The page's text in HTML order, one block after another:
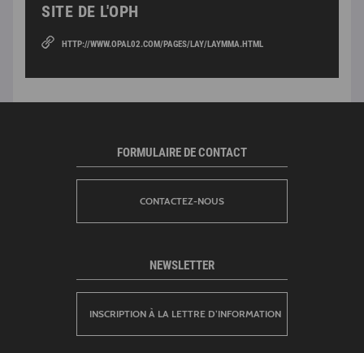
SITE DE L'OPH
HTTP://WWW.OPAL02.COM/PAGES/LAY/LAYMMA.HTML
FORMULAIRE DE CONTACT
CONTACTEZ-NOUS
NEWSLETTER
INSCRIPTION À LA LETTRE D’INFORMATION